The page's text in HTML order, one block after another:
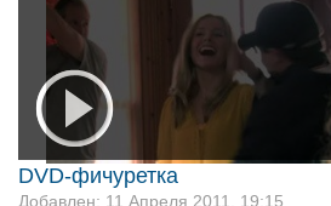
DVD-фичуретка
Добавлен: 11 Апреля 2011, 19:15